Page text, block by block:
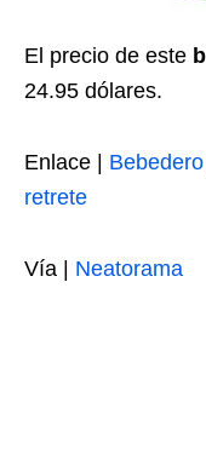
El precio de este
24.95 dólares.
Enlace |
retrete
Vía | Neatorama